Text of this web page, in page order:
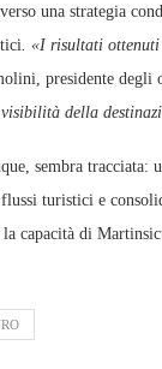
una strategia
. «I risultati ottenuti
presidente
della
sembra tracciata:
turistici e
la capacità di